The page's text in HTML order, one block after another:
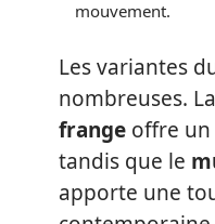
mouvement.
Les variantes
nombreuses. La
frange offre
tandis que le
apporte une